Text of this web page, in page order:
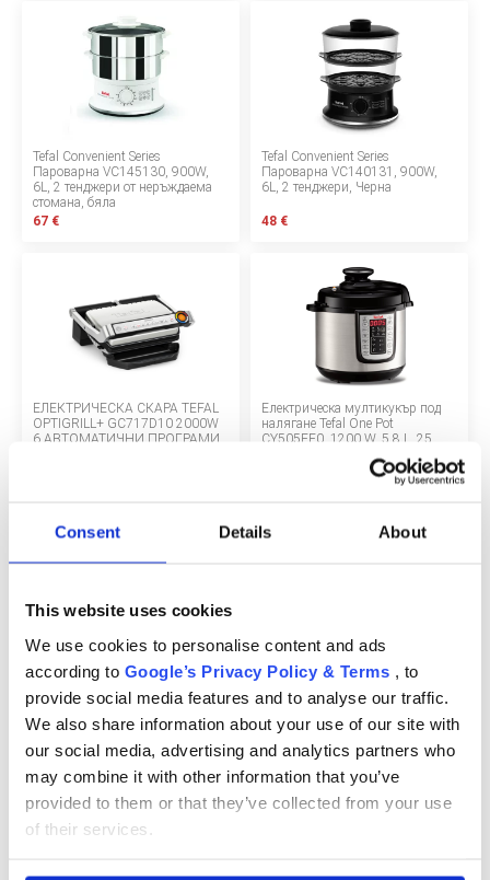
Consent Details About
This website uses cookies
We use cookies to personalise content and ads
according to Google’s Privacy Policy & Terms , to
provide social media features and to analyse our traffic.
We also share information about your use of our site with
our social media, advertising and analytics partners who
may combine it with other information that you’ve
provided to them or that they’ve collected from your use
of their services.
КЪЩА И ПОЧИСТВАНЕ
ЛИЧНА ГРИЖА
Информация за компанията
БЛОГОВЕ
Правила за раздаване
Шоурум
Политика за поверителност
Начини за плащане
Политика за доставка и връщане
Форма за връщане
Tefal Convenient Series
Пароварна VC145130, 900W,
6L, 2 тенджери от неръждаема
стомана, бяла
67 €
Tefal Convenient Series
Пароварна VC140131, 900W,
6L, 2 тенджери, Черна
48 €
ЕЛЕКТРИЧЕСКА СКАРА TEFAL
OPTIGRILL+ GC717D10 2000W
6 АВТОМАТИЧНИ ПРОГРАМИ
Електрическа мултикукър под
налягане Tefal One Pot
CY505EE0, 1200 W, 5.8 L, 25
програми, черно/сребристо
PF210138, 720W, 1кг, 12
автоматични програми, 3
степени на изпичане
94 €
МАШИНА ЗА СЛАДОЛЕД 10
ПРОГРАМИ 3 СЪДА TRITAN
1.4L 1-STEP PERFECTOR
238 €